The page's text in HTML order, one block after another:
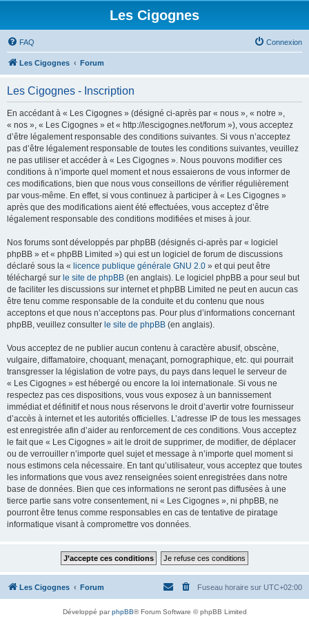
Les Cigognes
FAQ Connexion
Les Cigognes Forum
Les Cigognes - Inscription
En accédant à « Les Cigognes » (désigné ci-après par « nous », « notre »,
« nos », « Les Cigognes » et « http://lescigognes.net/forum »), vous acceptez
d’être légalement responsable des conditions suivantes. Si vous n’acceptez
pas d’être légalement responsable de toutes les conditions suivantes, veuillez
ne pas utiliser et accéder à « Les Cigognes ». Nous pouvons modifier ces
conditions à n’importe quel moment et nous essaierons de vous informer de
ces modifications, bien que nous vous conseillons de vérifier régulièrement
par vous-même. En effet, si vous continuez à participer à « Les Cigognes »
après que des modifications aient été effectuées, vous acceptez d’être
légalement responsable des conditions modifiées et mises à jour.
Nos forums sont développés par phpBB (désignés ci-après par « logiciel
phpBB » et « phpBB Limited ») qui est un logiciel de forum de discussions
déclaré sous la « licence publique générale GNU 2.0 » et qui peut être
téléchargé sur le site de phpBB (en anglais). Le logiciel phpBB a pour seul but
de faciliter les discussions sur internet et phpBB Limited ne peut en aucun cas
être tenu comme responsable de la conduite et du contenu que nous
acceptons et que nous n’acceptons pas. Pour plus d’informations concernant
phpBB, veuillez consulter le site de phpBB (en anglais).
Vous acceptez de ne publier aucun contenu à caractère abusif, obscène,
vulgaire, diffamatoire, choquant, menaçant, pornographique, etc. qui pourrait
transgresser la législation de votre pays, du pays dans lequel le serveur de
« Les Cigognes » est hébergé ou encore la loi internationale. Si vous ne
respectez pas ces dispositions, vous vous exposez à un bannissement
immédiat et définitif et nous nous réservons le droit d’avertir votre fournisseur
d’accès à internet et les autorités officielles. L’adresse IP de tous les messages
est enregistrée afin d’aider au renforcement de ces conditions. Vous acceptez
le fait que « Les Cigognes » ait le droit de supprimer, de modifier, de déplacer
ou de verrouiller n’importe quel sujet et message à n’importe quel moment si
nous estimons cela nécessaire. En tant qu’utilisateur, vous acceptez que toutes
les informations que vous avez renseignées soient enregistrées dans notre
base de données. Bien que ces informations ne seront pas diffusées à une
tierce partie sans votre consentement, ni « Les Cigognes », ni phpBB, ne
pourront être tenus comme responsables en cas de tentative de piratage
informatique visant à compromettre vos données.
Les Cigognes Forum Fuseau horaire sur UTC+02:00
Développé parphpBB® Forum Software © phpBB Limited